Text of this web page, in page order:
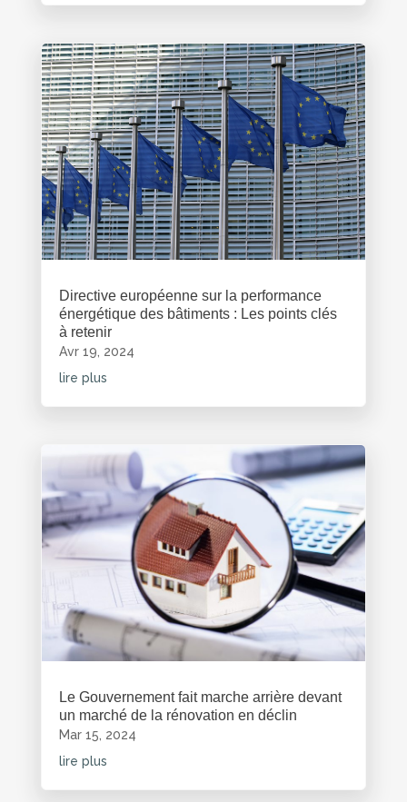
Directive européenne sur la performance
énergétique des bâtiments : Les points clés
à retenir
Avr 19, 2024
lire plus
Le Gouvernement fait marche arrière devant
un marché de la rénovation en déclin
Mar 15, 2024
lire plus